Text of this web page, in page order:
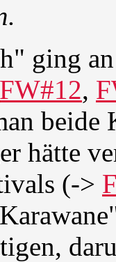
ging
FW#12,
hätte
(->